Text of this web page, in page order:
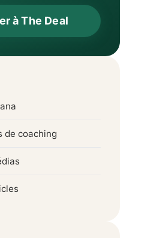
à The Deal
de coaching